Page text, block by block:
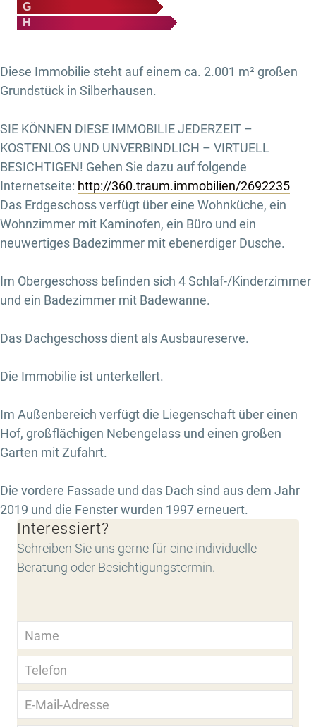
G
H
Diese Immobilie steht auf einem ca. 2.001 m² großen
Grundstück in Silberhausen.
SIE KÖNNEN DIESE IMMOBILIE JEDERZEIT –
KOSTENLOS UND UNVERBINDLICH – VIRTUELL
BESICHTIGEN! Gehen Sie dazu auf folgende
Internetseite: http://360.traum.immobilien/2692235
Das Erdgeschoss verfügt über eine Wohnküche, ein
Wohnzimmer mit Kaminofen, ein Büro und ein
neuwertiges Badezimmer mit ebenerdiger Dusche.
Im Obergeschoss befinden sich 4 Schlaf-/Kinderzimmer
und ein Badezimmer mit Badewanne.
Das Dachgeschoss dient als Ausbaureserve.
Die Immobilie ist unterkellert.
Im Außenbereich verfügt die Liegenschaft über einen
Hof, großflächigen Nebengelass und einen großen
Garten mit Zufahrt.
Die vordere Fassade und das Dach sind aus dem Jahr
2019 und die Fenster wurden 1997 erneuert.
Interessiert?
Schreiben Sie uns gerne für eine individuelle
Beratung oder Besichtigungstermin.